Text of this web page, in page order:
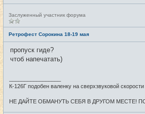
Н
е
в
с
е
т
и
Заслуженный участник форума
Ретрофест Сорокина 18-19 мая
пропуск гиде?
чтоб напечатать)
К-126Г подобен валенку на сверхзвуковой
НЕ ДАЙТЕ ОБМАНУТЬ СЕБЯ В ДРУГОМ МЕСТЕ!